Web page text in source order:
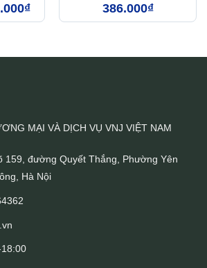
₫Giá
tại
386.000₫
MẠI VÀ DỊCH VỤ VNJ VIỆT NAM
159, đường Quyết Thắng, Phường Yên
Hà Nội